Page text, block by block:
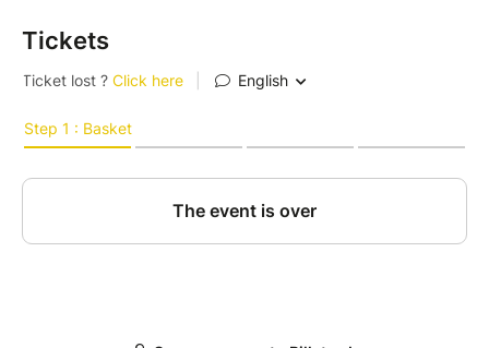
• 64€ l'expérience en duo
• 30€ tarif préférentiel si vous faites partie du club
Tickets